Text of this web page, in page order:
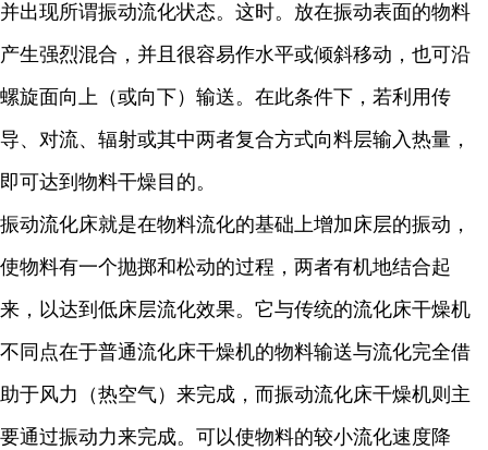
并出现所谓振动流化状态。这时。放在振动表面的物料
产生强烈混合，并且很容易作水平或倾斜移动，也可沿
螺旋面向上（或向下）输送。在此条件下，若利用传
导、对流、辐射或其中两者复合方式向料层输入热量，
即可达到物料干燥目的。
振动流化床就是在物料流化的基础上增加床层的振动，
使物料有一个抛掷和松动的过程，两者有机地结合起
来，以达到低床层流化效果。它与传统的流化床干燥机
不同点在于普通流化床干燥机的物料输送与流化完全借
助于风力（热空气）来完成，而振动流化床干燥机则主
要通过振动力来完成。可以使物料的较小流化速度降